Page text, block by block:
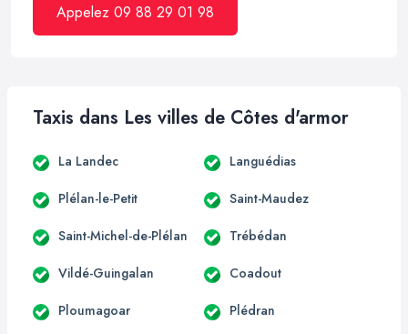
Appelez 09 88 29 01 98
Taxis dans Les villes de Côtes d'armor
La Landec Languédias
Plélan-le-Petit Saint-Maudez
Saint-Michel-de-Plélan Trébédan
Vildé-Guingalan Coadout
Ploumagoar Plédran